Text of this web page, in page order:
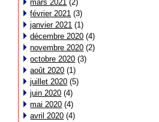
mars 2021 (2)
février 2021 (3)
janvier 2021 (1)
décembre 2020 (4)
novembre 2020 (2)
octobre 2020 (3)
août 2020 (1)
juillet 2020 (5)
juin 2020 (4)
mai 2020 (4)
avril 2020 (4)